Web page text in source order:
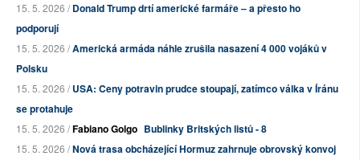
15. 5. 2026 /Donald Trump drtí americké farmáře – a přesto ho
podporují
15. 5. 2026 /Americká armáda náhle zrušila nasazení 4 000 vojáků v
Polsku
15. 5. 2026 /USA: Ceny potravin prudce stoupají, zatímco válka v Íránu
se protahuje
15. 5. 2026 /Fabiano Golgo Bublinky Britských listů - 8
15. 5. 2026 /Nová trasa obcházející Hormuz zahrnuje obrovský konvoj